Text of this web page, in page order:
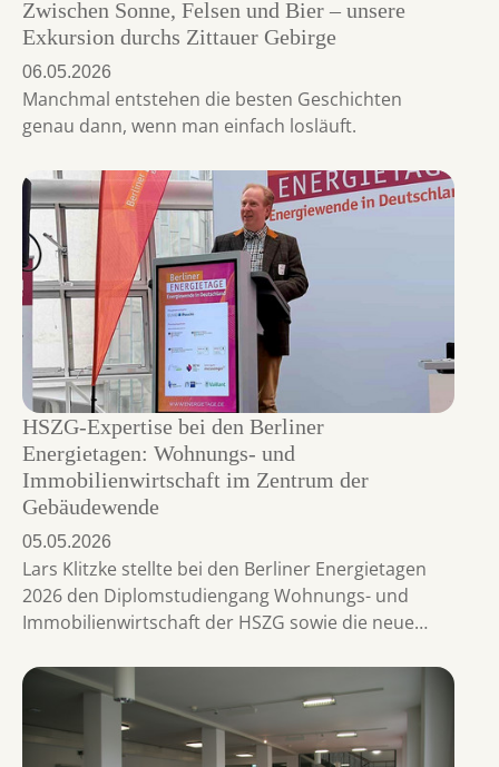
Zwischen Sonne, Felsen und Bier – unsere
Exkursion durchs Zittauer Gebirge
06.05.2026
Manchmal entstehen die besten Geschichten
genau dann, wenn man einfach losläuft.
HSZG-Expertise bei den Berliner
Energietagen: Wohnungs- und
Immobilienwirtschaft im Zentrum der
Gebäudewende
05.05.2026
Lars Klitzke stellte bei den Berliner Energietagen
2026 den Diplomstudiengang Wohnungs- und
Immobilienwirtschaft der HSZG sowie die neue…